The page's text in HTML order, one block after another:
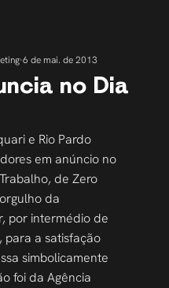
no Dia
6 de mai. de 2013
e Rio Pardo
em anúncio no
de Zero
da
por intermédio de
para a satisfação
simbolicamente
foi da Agência